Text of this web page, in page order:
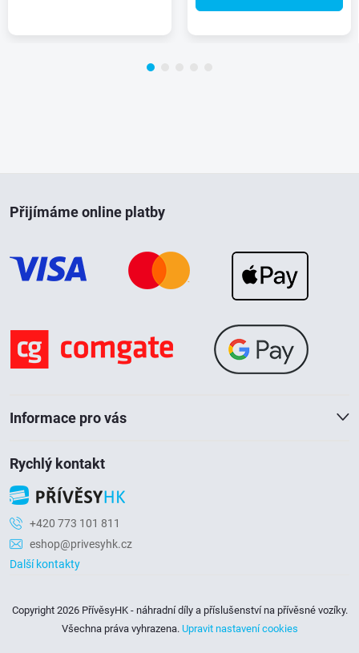
p
Přijímáme online platby
Informace pro vás
Rychlý kontakt
+420 773 101 811
eshop@privesyhk.cz
Další kontakty
Copyright 2026 PřívěsyHK - náhradní díly a příslušenství na přívěsné vozíky.
Všechna práva vyhrazena. Upravit nastavení cookies